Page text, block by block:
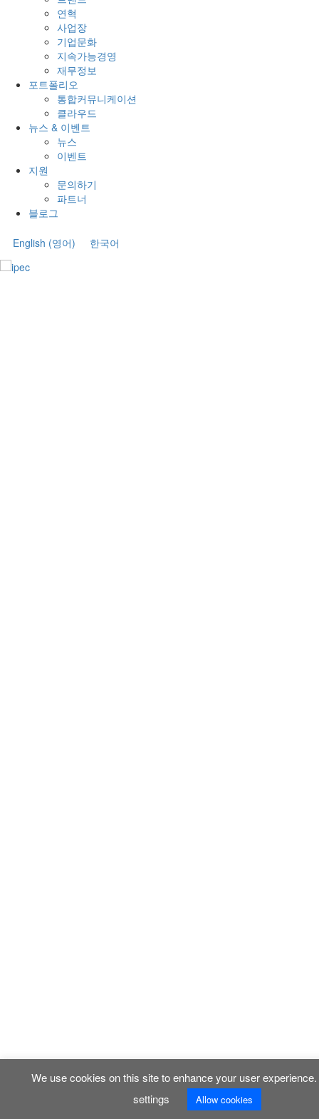
연혁
사업장
기업문화
지속가능경영
재무정보
포트폴리오
통합커뮤니케이션
클라우드
뉴스 & 이벤트
뉴스
이벤트
지원
문의하기
파트너
블로그
English (영어) 한국어
We use cookies on this site to enhance your user experience.
settings
Allow cookies